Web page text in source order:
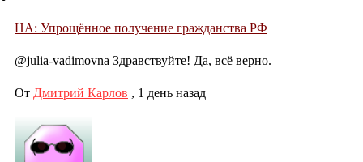
НА: Упрощённое получение гражданства РФ
@julia-vadimovna Здравствуйте! Да, всё верно.
От Дмитрий Карлов , 1 день назад